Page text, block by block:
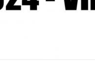
Konzerte